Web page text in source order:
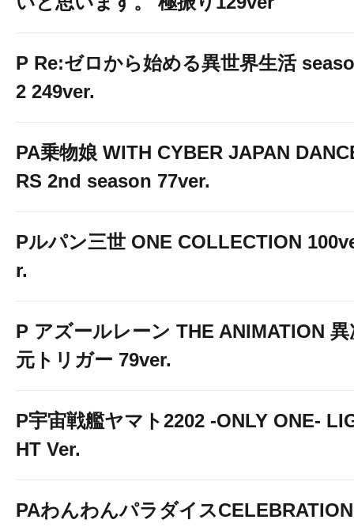
P Re:ゼロから始める異世界生活
2 249ver.
PA乗物娘 WITH CYBER JAPAN
RS 2nd season 77ver.
Pルパン三世 ONE COLLECTION
r.
P アズールレーン THE ANIMATION 異
元トリガー 79ver.
P宇宙戦艦ヤマト2202 -ONLY ONE-
HT Ver.
PAわんわんパラダイスCELEBRATION